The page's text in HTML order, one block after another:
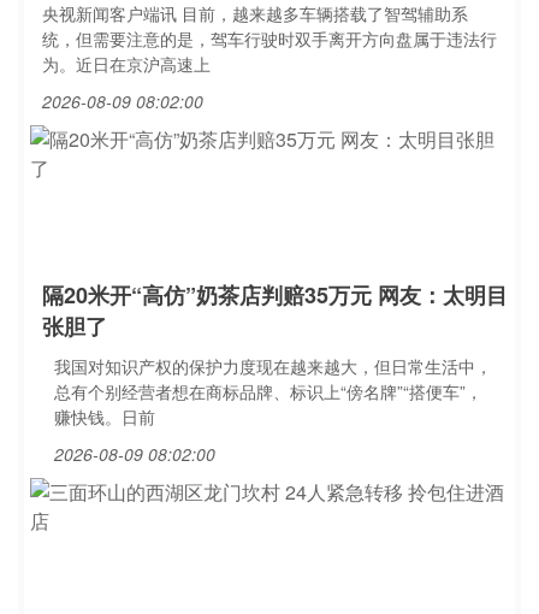
央视新闻客户端讯 目前，越来越多车辆搭载了智驾辅助系
统，但需要注意的是，驾车行驶时双手离开方向盘属于违法行
为。近日在京沪高速上
2026-08-09 08:02:00
隔20米开“高仿”奶茶店判赔35万元 网友：太明目
张胆了
我国对知识产权的保护力度现在越来越大，但日常生活中，
总有个别经营者想在商标品牌、标识上“傍名牌”“搭便车”，
赚快钱。日前
2026-08-09 08:02:00